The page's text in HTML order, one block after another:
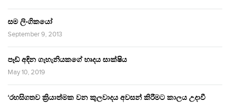
සම ලිංගිකයෝ
September 9, 2013
පෑඩ් අඳින ගැහැනියකගේ හෘදය සාක්ෂිය
May 10, 2019
‘රහසිගතව ක්‍රියාත්මක වන කුලවාදය අවසන් කිරීමට කාලය උදාවී